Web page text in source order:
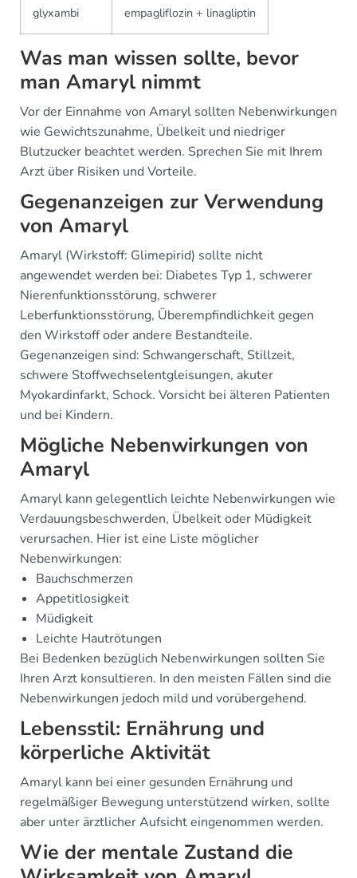
glyxambi empagliflozin + linagliptin
Was man wissen sollte, bevor
man Amaryl nimmt
Vor der Einnahme von Amaryl sollten Nebenwirkungen
wie Gewichtszunahme, Übelkeit und niedriger
Blutzucker beachtet werden. Sprechen Sie mit Ihrem
Arzt über Risiken und Vorteile.
Gegenanzeigen zur Verwendung
von Amaryl
Amaryl (Wirkstoff: Glimepirid) sollte nicht
angewendet werden bei: Diabetes Typ 1, schwerer
Nierenfunktionsstörung, schwerer
Leberfunktionsstörung, Überempfindlichkeit gegen
den Wirkstoff oder andere Bestandteile.
Gegenanzeigen sind: Schwangerschaft, Stillzeit,
schwere Stoffwechselentgleisungen, akuter
Myokardinfarkt, Schock. Vorsicht bei älteren Patienten
und bei Kindern.
Mögliche Nebenwirkungen von
Amaryl
Amaryl kann gelegentlich leichte Nebenwirkungen wie
Verdauungsbeschwerden, Übelkeit oder Müdigkeit
verursachen. Hier ist eine Liste möglicher
Nebenwirkungen:
Bauchschmerzen
Appetitlosigkeit
Müdigkeit
Leichte Hautrötungen
Bei Bedenken bezüglich Nebenwirkungen sollten Sie
Ihren Arzt konsultieren. In den meisten Fällen sind die
Nebenwirkungen jedoch mild und vorübergehend.
Lebensstil: Ernährung und
körperliche Aktivität
Amaryl kann bei einer gesunden Ernährung und
regelmäßiger Bewegung unterstützend wirken, sollte
aber unter ärztlicher Aufsicht eingenommen werden.
Wie der mentale Zustand die